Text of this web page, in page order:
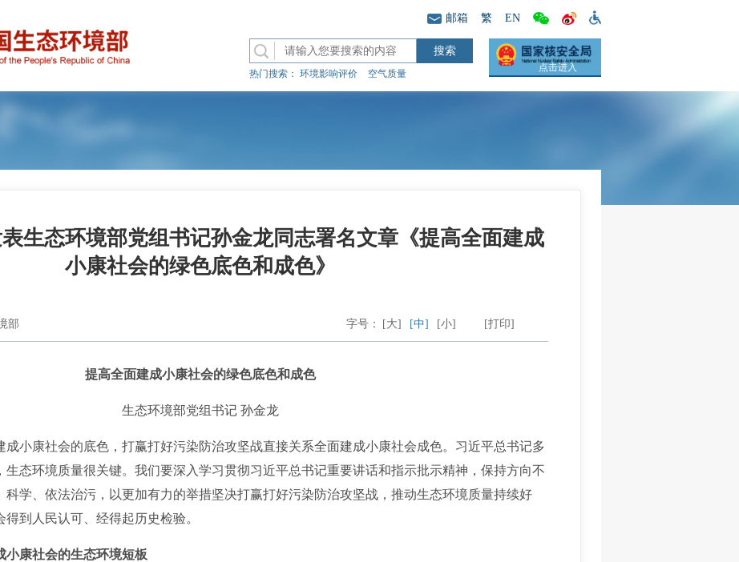
邮箱 繁 EN
热门搜索： 环境影响评价 空气质量
点击进入
表生态环境部党组书记孙金龙同志署名文章《提高全面建成
小康社会的绿色底色和成色》
部 [打印]
字号： [大] [中] [小]
提高全面建成小康社会的绿色底色和成色
生态环境部党组书记 孙金龙
康社会的底色，打赢打好污染防治攻坚战直接关系全面建成小康社会成色。习近平总书记多
生态环境质量很关键。我们要深入学习贯彻习近平总书记重要讲话和指示批示精神，保持方向不
科学、依法治污，以更加有力的举措坚决打赢打好污染防治攻坚战，推动生态环境质量持续好
到人民认可、经得起历史检验。
康社会的生态环境短板